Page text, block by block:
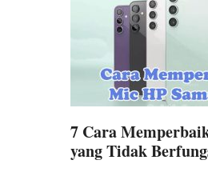
7 Cara
yang Tidak